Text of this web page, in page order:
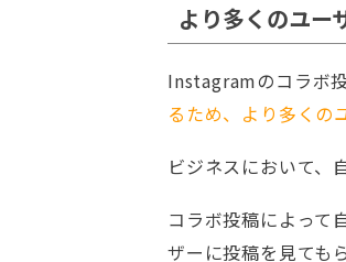
より多くのユー
Instagramのコラボ投
るため、より多くの
ビジネスにおいて、
コラボ投稿によって
ザーに投稿を見ても